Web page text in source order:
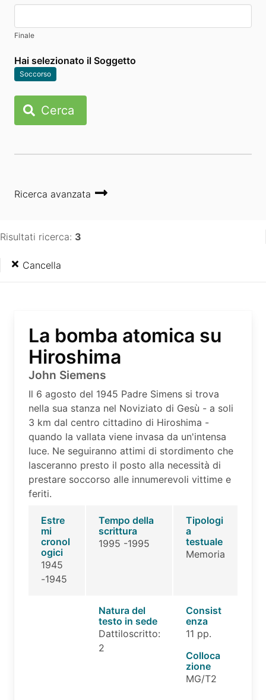
Finale
Hai selezionato il Soggetto
Soccorso
Cerca
Ricerca avanzata
Risultati ricerca: 3
Cancella
La bomba atomica su
Hiroshima
John Siemens
Il 6 agosto del 1945 Padre Simens si trova
nella sua stanza nel Noviziato di Gesù - a soli
3 km dal centro cittadino di Hiroshima -
quando la vallata viene invasa da un'intensa
luce. Ne seguiranno attimi di stordimento che
lasceranno presto il posto alla necessità di
prestare soccorso alle innumerevoli vittime e
feriti.
Estre
mi
cronol
ogici
1945
-1945
Tempo della
scrittura
1995 -1995
Tipologi
a
testuale
Memoria
Natura del
testo in sede
Dattiloscritto:
2
Consist
enza
11 pp.
Colloca
zione
MG/T2